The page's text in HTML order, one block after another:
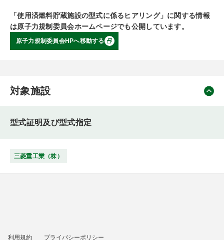
「使用済燃料貯蔵施設の型式に係るヒアリング」に関する情報
は原子力規制委員会ホームページでも公開しています。
原子力規制委員会HPへ移動する
対象施設
型式証明及び型式指定
三菱重工業（株）
利用規約 プライバシーポリシー